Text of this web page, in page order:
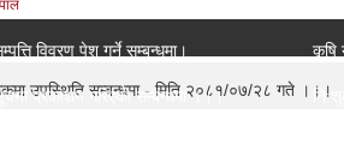
विवरण पेश गर्ने सम्बन्धमा।
कृषि
प्रकाशन गरिएको सम्बन्धमा ।।।
उपस्थिति सम्बन्धमा - मिति २०८१/०७/२८ गते ।।।